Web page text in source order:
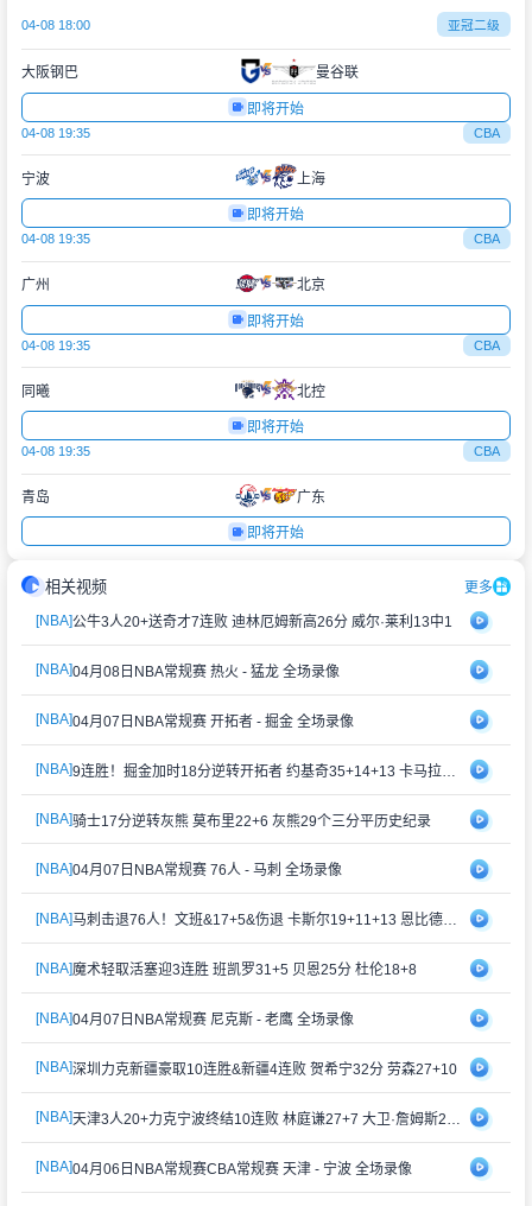
04-08 18:00 亚冠二级
大阪钢巴 曼谷联
即将开始
04-08 19:35 CBA
宁波 上海
即将开始
04-08 19:35 CBA
广州 北京
即将开始
04-08 19:35 CBA
同曦 北控
即将开始
04-08 19:35 CBA
青岛 广东
即将开始
相关视频
更多
[NBA]公牛3人20+送奇才7连败 迪林厄姆新高26分 威尔·莱利13中1
[NBA]04月08日NBA常规赛 热火 - 猛龙 全场录像
[NBA]04月07日NBA常规赛 开拓者 - 掘金 全场录像
[NBA] 9连胜！掘金加时18分逆转开拓者 约基奇35+14+13 卡马拉30分
[NBA]骑士17分逆转灰熊 莫布里22+6 灰熊29个三分平历史纪录
[NBA]04月07日NBA常规赛 76人 - 马刺 全场录像
[NBA] 马刺击退76人！文班&17+5&伤退 卡斯尔19+11+13 恩比德34+12
[NBA]魔术轻取活塞迎3连胜 班凯罗31+5 贝恩25分 杜伦18+8
[NBA]04月07日NBA常规赛 尼克斯 - 老鹰 全场录像
[NBA]深圳力克新疆豪取10连胜&新疆4连败 贺希宁32分 劳森27+10
[NBA]
[NBA]04月06日NBA常规赛CBA常规赛 天津 - 宁波 全场录像